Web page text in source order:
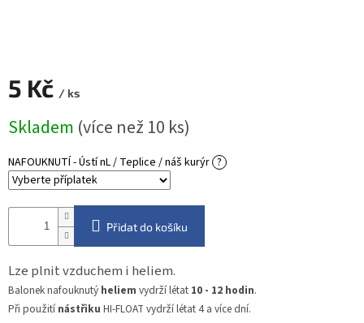
5 Kč / ks
cena:
Skladem (více než 10 ks)
NAFOUKNUTÍ - Ústí nL / Teplice / náš kurýr ?
Přidat do košíku
Lze plnit vzduchem i heliem.
Balonek nafouknutý heliem vydrží létat 10 - 12 hodin.
Při použití nástřiku HI-FLOAT vydrží létat 4 a více dní.